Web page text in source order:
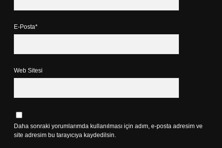
E-Posta*
Web Sitesi
Daha sonraki yorumlarımda kullanılması için adım, e-posta adresim ve
site adresim bu tarayıcıya kaydedilsin.